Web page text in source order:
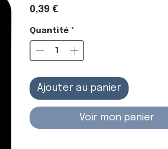
0,39 €Prix
Quantité *
Ajouter au panier
Voir mon panier